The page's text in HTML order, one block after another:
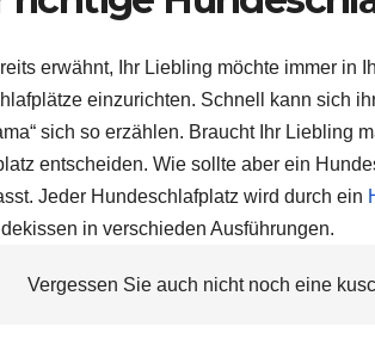
erwähnt, Ihr Liebling möchte immer in
einzurichten. Schnell kann sich
sich so erzählen. Braucht Ihr Liebling
entscheiden. Wie sollte aber ein
Jeder Hundeschlafplatz wird durch ein
in verschieden Ausführungen.
Vergessen Sie auch nicht noch eine